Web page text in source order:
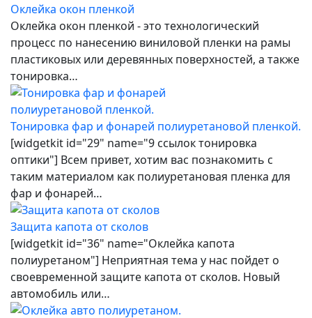
Оклейка окон пленкой
Оклейка окон пленкой - это технологический
процесс по нанесению виниловой пленки на рамы
пластиковых или деревянных поверхностей, а также
тонировка…
Тонировка фар и фонарей полиуретановой пленкой.
[widgetkit id="29" name="9 ссылок тонировка
оптики"] Всем привет, хотим вас познакомить с
таким материалом как полиуретановая пленка для
фар и фонарей…
Защита капота от сколов
[widgetkit id="36" name="Оклейка капота
полиуретаном"] Неприятная тема у нас пойдет о
своевременной защите капота от сколов. Новый
автомобиль или…